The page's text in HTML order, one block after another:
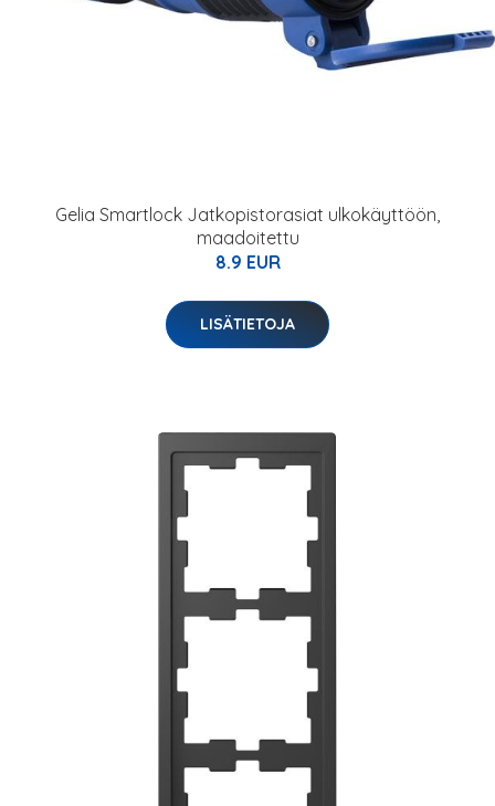
Gelia Smartlock Jatkopistorasiat ulkokäyttöön,
maadoitettu
8.9 EUR
LISÄTIETOJA